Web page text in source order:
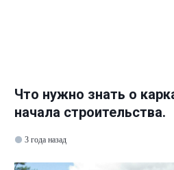
Что нужно знать о
начала строительства.
3 года назад